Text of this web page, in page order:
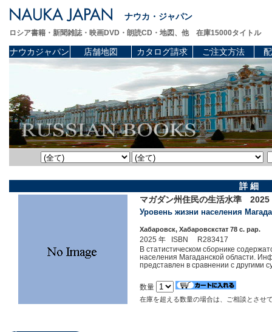
ナウカ・ジャパン
ロシア書籍・新聞雑誌・映画DVD・朗読CD・地図、他 在庫15000タイトル
ナウカジャパン 店舗地図 カタログ請求 ご注文方法
詳 細
マガダン州住民の生活水準
Уровень жизни населения
Хабаровск, Хабаровскстат 78 c. pap.
2025 年 ISBN R283417
В статистическом сборнике
населения Магаданской области.
представлен в сравнении с другими
数量
在庫を超える数量の場合は、ご相談とさせ